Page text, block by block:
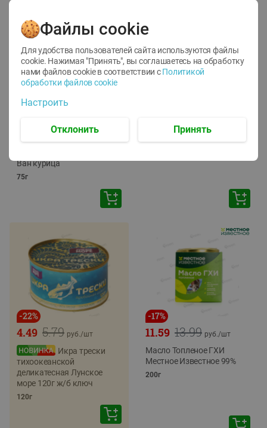
12
1.05 руб./
руб./шт
Корм влаж. для кош. с
Ван курица
75г
ТОФУ Vegetus ТВЕРДЫЙ
-22%
5.79
4.49 руб./шт
Икра трески
тихоокеанской
деликатесная Лунское
море 120г ж/б ключ
120г
-17%
13.99
11.59 руб./шт
Масло Топленое ГХИ
Местное Известное 99%
200г
Файлы cookie
Для удобства пользователей сайта используются файлы
cookie. Нажимая "Принять", вы соглашаетесь на обработку
нами файлов cookie в соответствии с Политикой
обработки файлов cookie
Настроить
Отклонить Принять